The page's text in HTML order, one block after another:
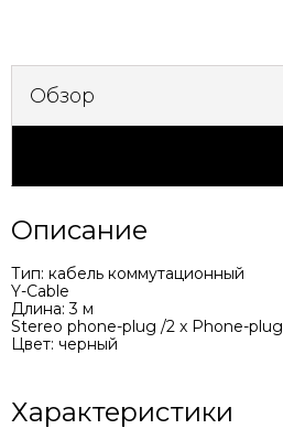
Обзор
Описание
Тип: кабель коммутационный
Y-Cable
Длина: 3 м
Stereo phone-plug /2 x Phone-plug
Цвет: черный
Характеристики